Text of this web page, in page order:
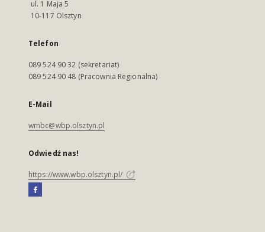
ul. 1 Maja 5
10-117 Olsztyn
Telefon
089 524 90 32 (sekretariat)
089 524 90 48 (Pracownia Regionalna)
E-Mail
wmbc@wbp.olsztyn.pl
Odwiedź nas!
https://www.wbp.olsztyn.pl/